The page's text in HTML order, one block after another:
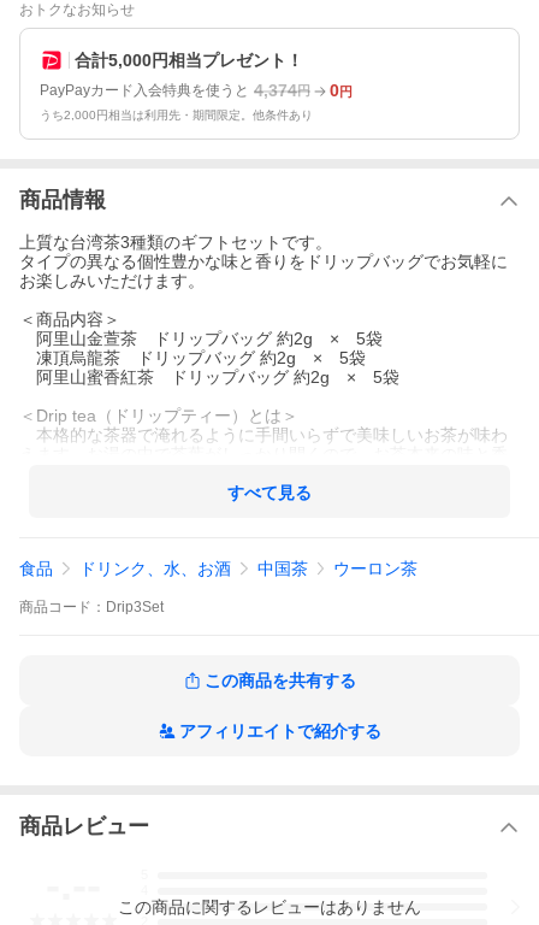
おトクなお知らせ
合計5,000円相当プレゼント！
PayPayカード入会特典を使うと 4,374円 0円
うち2,000円相当は利用先・期間限定。他条件あり
商品情報
上質な台湾茶3種類のギフトセットです。
タイプの異なる個性豊かな味と香りをドリップバッグでお気軽に
お楽しみいただけます。
＜商品内容＞
阿里山金萱茶 ドリップバッグ 約2g × 5袋
凍頂烏龍茶 ドリップバッグ 約2g × 5袋
阿里山蜜香紅茶 ドリップバッグ 約2g × 5袋
＜Drip tea（ドリップティー）とは＞
本格的な茶器で淹れるように手間いらずで美味しいお茶が味わ
かり切れば3-4杯ほどお楽しみいただけます。
すべて見る
食品 ドリンク、水、お酒 中国茶 ウーロン茶
商品 コード： Drip3Set
この商品を共有する
アフィリエイトで紹介する
商品レビュー
3
この商品に関するレビューはありません